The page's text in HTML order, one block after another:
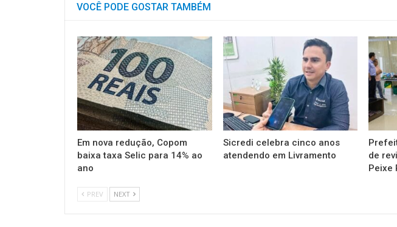
VOCÊ PODE GOSTAR TAMBÉM
Em nova redução, Copom
baixa taxa Selic para 14% ao
ano
Sicredi celebra cinco anos
atendendo em Livramento
de
Peixe
PREV NEXT